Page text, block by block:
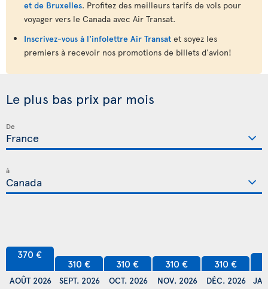
et de Bruxelles. Profitez des meilleurs tarifs de vols pour
voyager vers le Canada avec Air Transat.
Inscrivez-vous à l'infolettre Air Transat et soyez les
premiers à recevoir nos promotions de billets d'avion!
Le plus bas prix par mois
De
à
370 €
AOÛT 2026
310 €
SEPT. 2026
310 €
OCT. 2026
310 €
NOV. 2026
310 €
DÉC. 2026